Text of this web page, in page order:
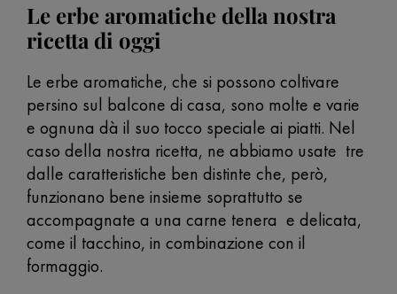
Le erbe aromatiche della nostra
ricetta di oggi
Le erbe aromatiche, che si possono coltivare
persino sul balcone di casa, sono molte e varie
e ognuna dà il suo tocco speciale ai piatti. Nel
caso della nostra ricetta, ne abbiamo usate tre
dalle caratteristiche ben distinte che, però,
funzionano bene insieme soprattutto se
accompagnate a una carne tenera e delicata,
come il tacchino, in combinazione con il
formaggio.